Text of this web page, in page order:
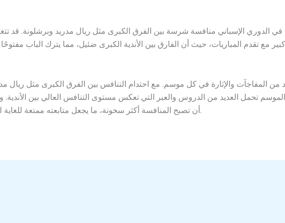
في الدوري الإسباني منافسة شرسة بين الفرق الكبرى مثل ريال مدريد وبرشلونة. قد
من المفاجآت والإثارة في كل موسم. مع احتدام التنافس بين الفرق الكبرى مثل ريال
تحمل العديد من الدروس والعبر التي تعكس مستوى التنافس العالي بين
أن تصبح المنافسة أكثر سخونة، ما يجعل متابعته ممتعة للغاية لعشاق كرة القدم حول العالم.